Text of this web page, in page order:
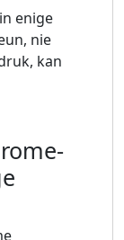
enige
nie
kan